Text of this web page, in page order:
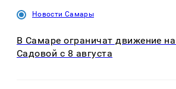
Новости Самары
В Самаре ограничат движение
Садовой с 8 августа